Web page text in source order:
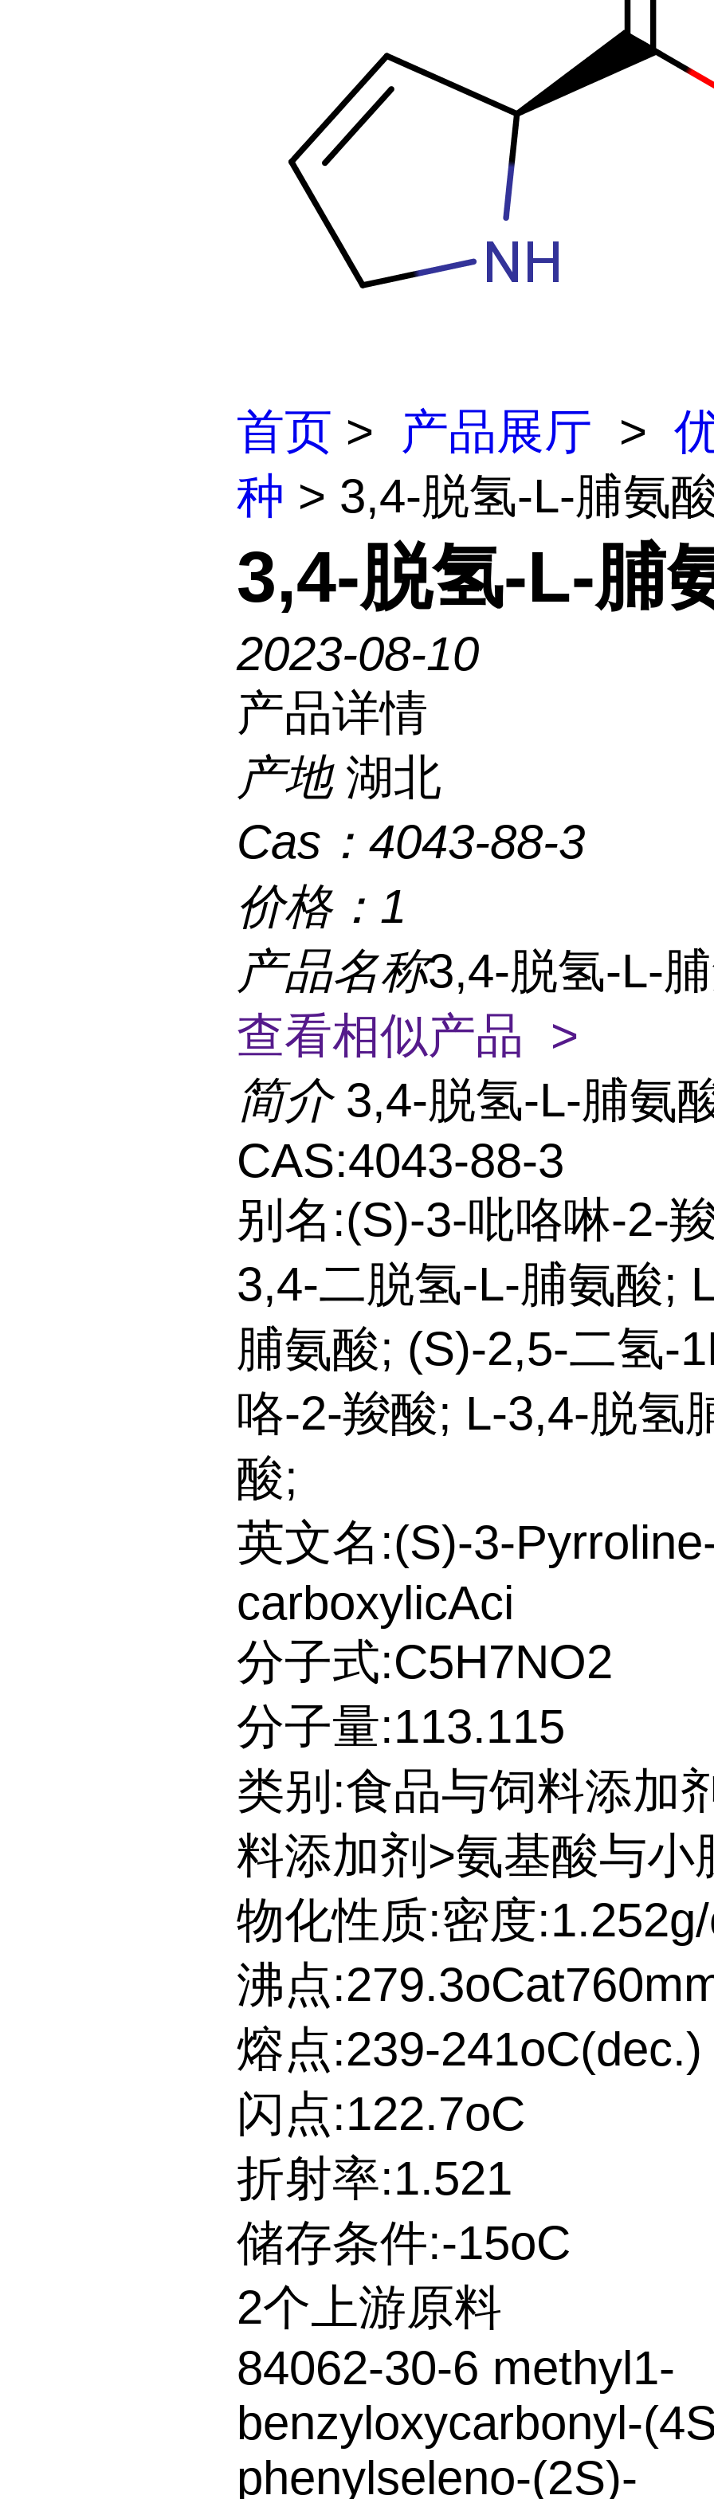
首页 > 产品展厅 >
种 > 3,4-脱氢-L-脯氨
3,4-脱氢-L-脯
2023-08-10
产品详情
产地 湖北
Cas： 4043-88-3
价格： 1
产品名称3,4-脱氢-L-
查看相似产品 >
简介 3,4-脱氢-L-脯氨
CAS:4043-88-3
别名:(S)-3-吡咯啉-2-
3,4-二脱氢-L-脯氨酸;
脯氨酸; (S)-2,5-二氢-
咯-2-羧酸; L-3,4-脱氢
酸;
英文名:(S)-3-
carboxylicAci
分子式:C5H7NO2
分子量:113.115
类别:食品与饲料添加
料添加剂>氨基酸与小
物化性质:密度
沸点
熔点:239-241oC(dec.)
闪点:122.7oC
折射率:1.521
储存条件:-15oC
2个上游原料
84062-30-6 methyl1-
benzyloxycarbonyl-
phenylseleno-(2S)-